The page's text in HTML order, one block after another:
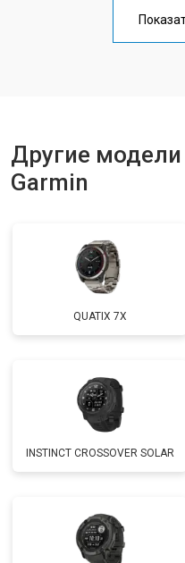
Другие
Garmin
QUATIX 7X
INSTINCT CROSSOVER SOLAR